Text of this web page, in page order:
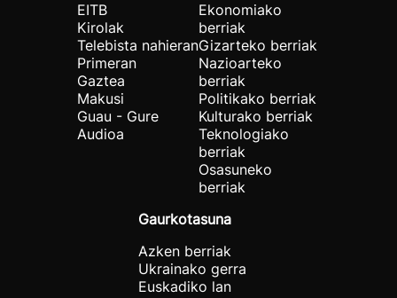
EITB
Kirolak
Telebista nahieran
Primeran
Gaztea
Makusi
Guau - Gure
Audioa
Ekonomiako
berriak
Gizarteko berriak
Nazioarteko
berriak
Politikako berriak
Kulturako berriak
Teknologiako
berriak
Osasuneko
berriak
Gaurkotasuna
Azken berriak
Ukrainako gerra
Euskadiko lan